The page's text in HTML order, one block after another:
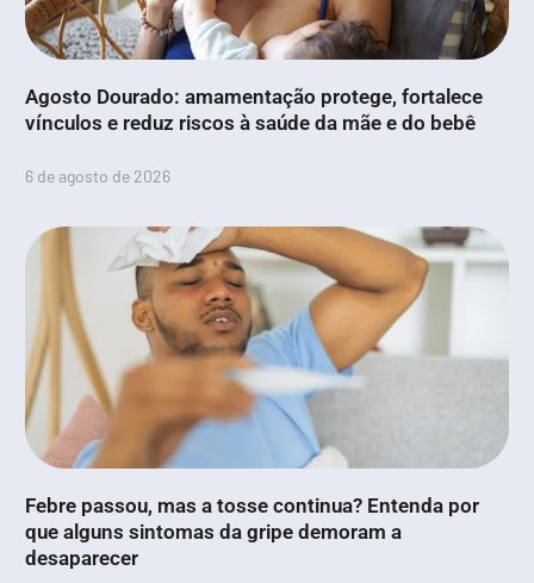
Agosto Dourado: amamentação protege, fortalece
vínculos e reduz riscos à saúde da mãe e do bebê
6 de agosto de 2026
Febre passou, mas a tosse continua? Entenda por
que alguns sintomas da gripe demoram a
desaparecer